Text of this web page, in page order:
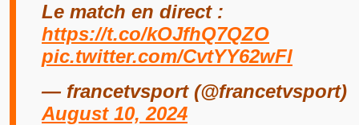
Le match en direct :
https://t.co/kOJfhQ7QZO
pic.twitter.com/CvtYY62wFl
— francetvsport (@francetvsport)
August 10, 2024